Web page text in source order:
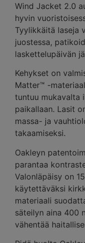
Wind Jacket 2.0
hyvin
Tyylikkäitä laseja
juostessa,
laskettelupäivän
Kehykset on
Matter™ -
tuntuu mukavalta
paikallaan. Lasit
massa- ja
takaamiseksi.
Oakleyn
parantaa
Valonläpäisy on
käytettäväksi
materiaali
säteilyn aina 400
vähentää